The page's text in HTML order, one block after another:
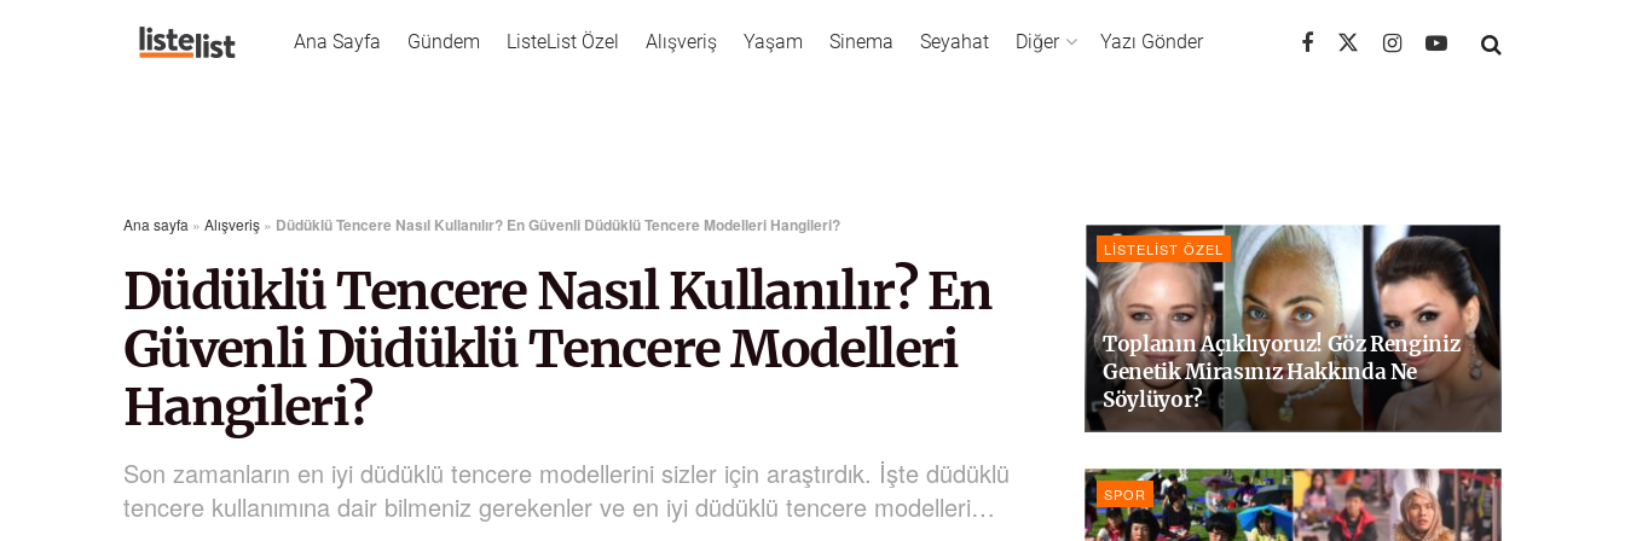
Ana Sayfa Gündem ListeList Özel Alışveriş Yaşam Sinema Seyahat Diğer Yazı Gönder
Ana sayfa » Alışveriş » Düdüklü Tencere Nasıl Kullanılır? En Güvenli Düdüklü Tencere Modelleri Hangileri?
Düdüklü Tencere Nasıl Kullanılır? En
Güvenli Düdüklü Tencere Modelleri
Hangileri?
Son zamanların en iyi düdüklü tencere modellerini sizler için araştırdık. İşte düdüklü
tencere kullanımına dair bilmeniz gerekenler ve en iyi düdüklü tencere modelleri…
LISTELIST ÖZEL
Toplanın Açıklıyoruz! Göz Renginiz
Genetik Mirasınız Hakkında Ne
Söylüyor?
SPOR